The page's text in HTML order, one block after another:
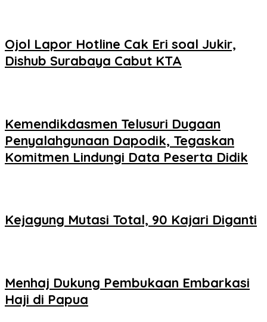
Ojol Lapor Hotline Cak Eri soal Jukir,
Dishub Surabaya Cabut KTA
Kemendikdasmen Telusuri Dugaan
Penyalahgunaan Dapodik, Tegaskan
Komitmen Lindungi Data Peserta Didik
Kejagung Mutasi Total, 90 Kajari Diganti
Menhaj Dukung Pembukaan Embarkasi
Haji di Papua